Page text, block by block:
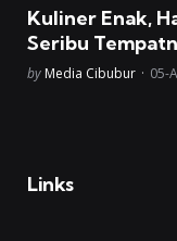
Kuliner Enak,
Seribu
Posted
by Media Cibubur 05-
Links